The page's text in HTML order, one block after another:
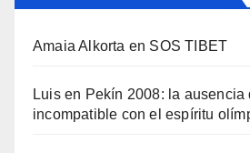
Amaia Alkorta en SOS TIBET
Luisen Pekí­n 2008: la ausencia
incompatible con el espí­ritu